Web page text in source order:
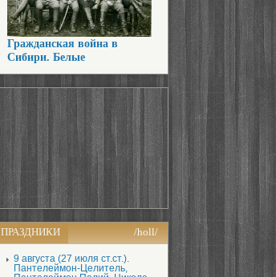
Гражданская война в
Сибири. Белые
ПРАЗДНИКИ /holl/
9 августа (27 июля ст.ст.).
Пантелеймон-Целитель,